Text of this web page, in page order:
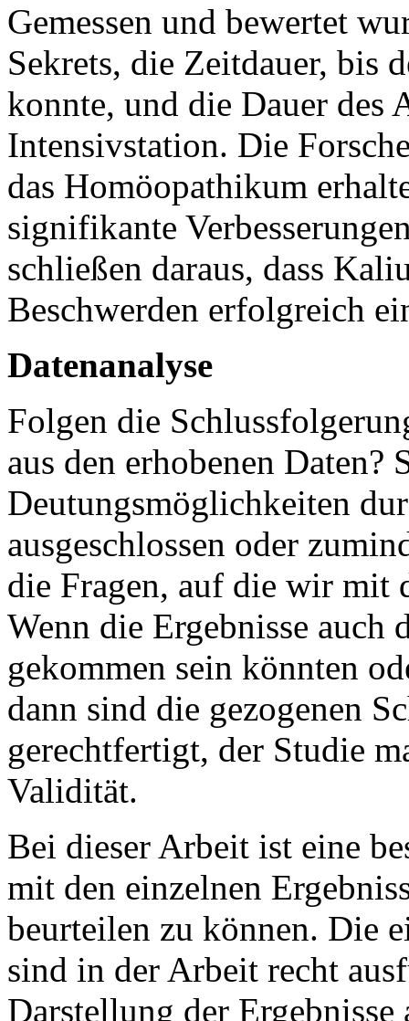
Gemessen und bewertet
Sekrets, die Zeitdauer, bis
konnte, und die Dauer des
Intensivstation. Die
das Homöopathikum
signifikante
schließen daraus, dass
Beschwerden erfolgreich
Datenanalyse
Folgen die
aus den erhobenen Daten?
Deutungsmöglichkeiten
ausgeschlossen oder
die Fragen, auf die wir mit
Wenn die Ergebnisse auch
gekommen sein könnten
dann sind die gezogenen
gerechtfertigt, der Studie
Validität.
Bei dieser Arbeit ist eine
mit den einzelnen
beurteilen zu können. Die
sind in der Arbeit recht
Darstellung der Ergebnisse